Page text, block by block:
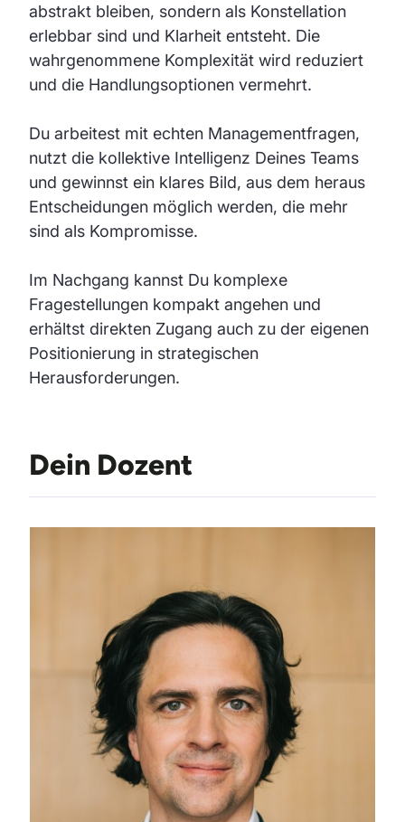
abstrakt bleiben, sondern als Konstellation
erlebbar sind und Klarheit entsteht. Die
wahrgenommene Komplexität wird reduziert
und die Handlungsoptionen vermehrt.
Du arbeitest mit echten Managementfragen,
nutzt die kollektive Intelligenz Deines Teams
und gewinnst ein klares Bild, aus dem heraus
Entscheidungen möglich werden, die mehr
sind als Kompromisse.
Im Nachgang kannst Du komplexe
Fragestellungen kompakt angehen und
erhältst direkten Zugang auch zu der eigenen
Positionierung in strategischen
Herausforderungen.
Dein Dozent